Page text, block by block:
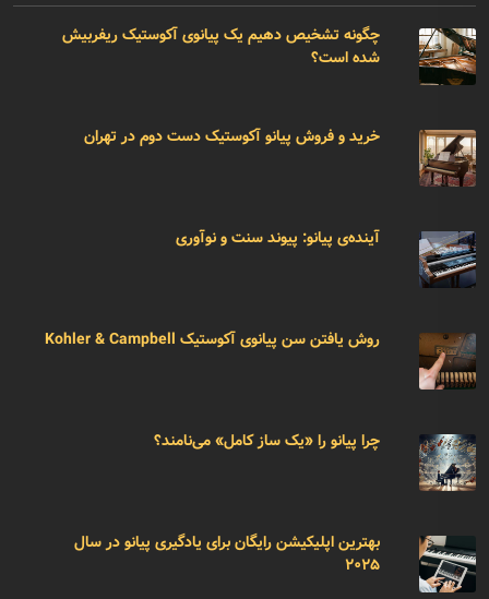
چگونه تشخیص دهیم یک پیانوی آکوستیک ریفربیش
شده است؟
خرید و فروش پیانو آکوستیک دست دوم در تهران
آینده‌ی پیانو: پیوند سنت و نوآوری
روش یافتن سن پیانوی آکوستیک Kohler & Campbell
چرا پیانو را «یک ساز کامل» می‌نامند؟
بهترین اپلیکیشن رایگان برای یادگیری پیانو در سال
۲۰۲۵